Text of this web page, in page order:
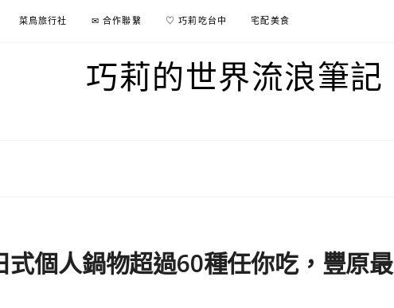
菜鳥旅行社 ✉ 合作聯繫 ♡ 巧莉吃台中 宅配美食
巧莉的世界流浪筆記
式個人鍋物超過60種任你吃，豐原最